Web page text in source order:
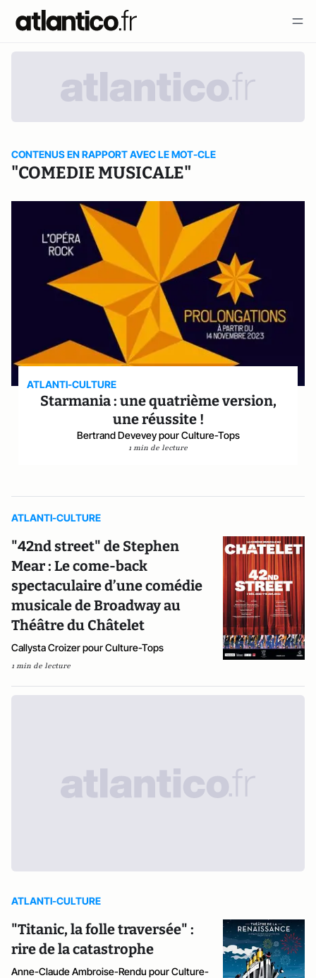
CONTENUS EN RAPPORT AVEC LE MOT-CLE
"COMEDIE MUSICALE"
ATLANTI-CULTURE
Starmania : une quatrième version,
une réussite !
Bertrand Devevey pour Culture-Tops
1 min de lecture
ATLANTI-CULTURE
"42nd street" de Stephen
Mear : Le come-back
spectaculaire d’une comédie
musicale de Broadway au
Théâtre du Châtelet
Callysta Croizer pour Culture-Tops
1 min de lecture
ATLANTI-CULTURE
"Titanic, la folle traversée" :
rire de la catastrophe
Anne-Claude Ambroise-Rendu pour Culture-